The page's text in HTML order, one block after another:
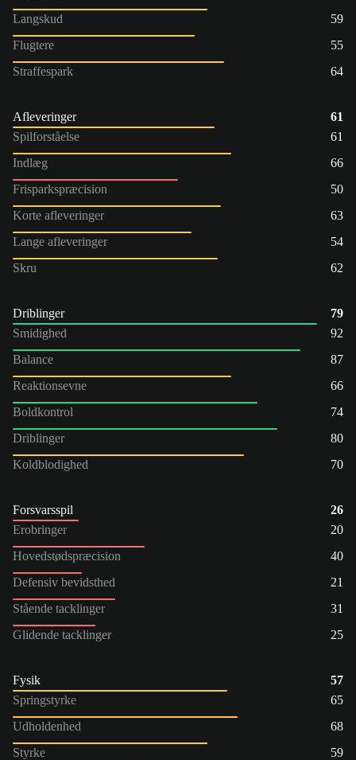
Langskud
59
Flugtere
55
Straffespark
64
Afleveringer
61
Spilforståelse
61
Indlæg
66
Frisparkspræcision
50
Korte afleveringer
63
Lange afleveringer
54
Skru
62
Driblinger
79
Smidighed
92
Balance
87
Reaktionsevne
66
Boldkontrol
74
Driblinger
80
Koldblodighed
70
Forsvarsspil
26
Erobringer
20
Hovedstødspræcision
40
Defensiv bevidsthed
21
Stående tacklinger
31
Glidende tacklinger
25
Fysik
57
Springstyrke
65
Udholdenhed
68
Styrke
59